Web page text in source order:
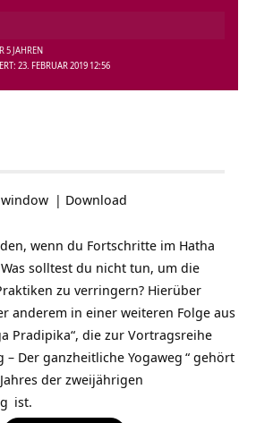
23. FEBRUAR 2019 12:56
5 JAHREN
| Download
wenn du Fortschritte im Hatha
solltest du nicht tun, um die
zu verringern? Hierüber
anderem in einer weiteren Folge aus
Pradipika“, die zur Vortragsreihe
– Der ganzheitliche Yogaweg “ gehört
der zweijährigen
ist.